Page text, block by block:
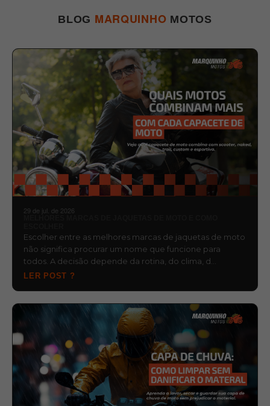
BLOG MARQUINHO MOTOS
29 de jul. de 2026
Escolher entre as melhores marcas de jaquetas de moto
não significa procurar um nome que funcione para
todos. A decisão depende da rotina, do clima, d…
LER POST ?